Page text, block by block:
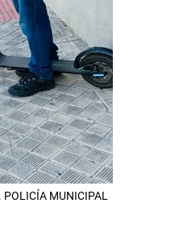
MUNICIPAL